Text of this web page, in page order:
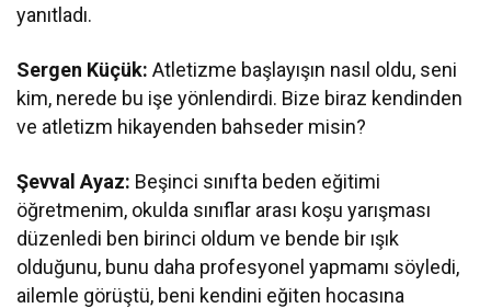
yanıtladı.
Sergen Küçük: Atletizme başlayışın nasıl oldu, seni
kim, nerede bu işe yönlendirdi. Bize biraz kendinden
ve atletizm hikayenden bahseder misin?
Şevval Ayaz: Beşinci sınıfta beden eğitimi
öğretmenim, okulda sınıflar arası koşu yarışması
düzenledi ben birinci oldum ve bende bir ışık
olduğunu, bunu daha profesyonel yapmamı söyledi,
ailemle görüştü, beni kendini eğiten hocasına